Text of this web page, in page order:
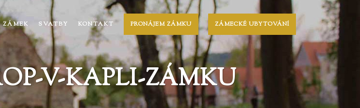
ZÁMEK SVATBY KONTAKT PRONÁJEM ZÁMKU ZÁMECKÉ UBYTOVÁNÍ
V-KAPLI-ZÁMKU